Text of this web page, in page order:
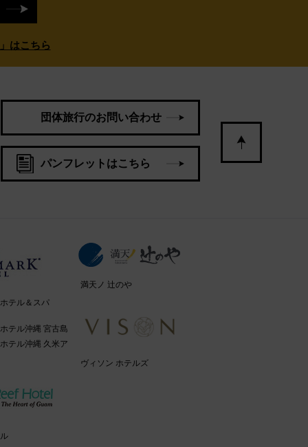
はこちら
団体旅行のお問い合わせ
パンフレットはこちら
テル＆スパ
テル沖縄 宮古島
テル沖縄 久米ア
満天ノ 辻のや
ヴィソン ホテルズ